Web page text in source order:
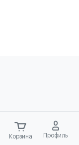
Корзина Профиль